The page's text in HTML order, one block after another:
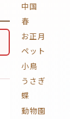
中国
春
お正月
ペット
小鳥
うさぎ
蝶
動物園